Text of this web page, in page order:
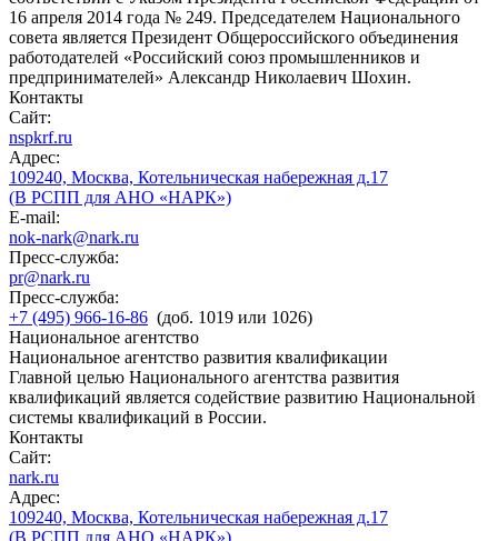
16 апреля 2014 года № 249. Председателем Национального
совета является Президент Общероссийского объединения
работодателей «Российский союз промышленников и
предпринимателей» Александр Николаевич Шохин.
Контакты
Сайт:
nspkrf.ru
Адрес:
109240, Москва, Котельническая набережная д.17
(В РСПП для АНО «НАРК»)
E-mail:
nok-nark@nark.ru
Пресс-служба:
pr@nark.ru
Пресс-служба:
+7 (495) 966-16-86 (доб. 1019 или 1026)
Национальное агентство
Национальное агентство развития квалификации
Главной целью Национального агентства развития
квалификаций является содействие развитию Национальной
системы квалификаций в России.
Контакты
Сайт:
nark.ru
Адрес:
109240, Москва, Котельническая набережная д.17
(В РСПП для АНО «НАРК»)